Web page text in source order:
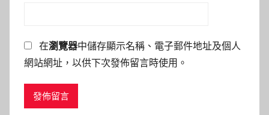
在瀏覽器中儲存顯示名稱、電子郵件地址及個人
網站網址，以供下次發佈留言時使用。